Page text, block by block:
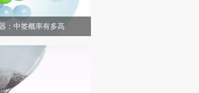
：中签概率有多高